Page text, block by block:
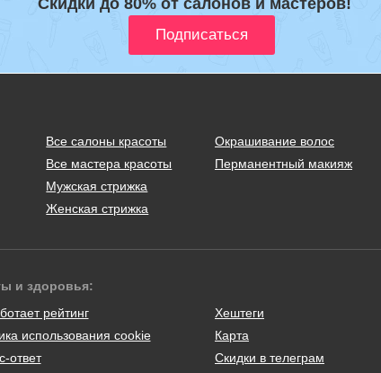
Все салоны красоты
Все мастера красоты
Мужская стрижка
Женская стрижка
Окрашивание волос
Перманентный макияж
и здоровья:
рейтинг
использования cookie
ответ
Хештеги
Карта
Скидки в телеграм